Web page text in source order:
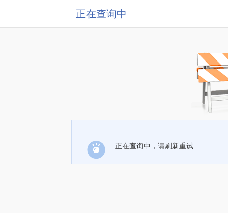
正在查询中
正在查询中，请刷新重试